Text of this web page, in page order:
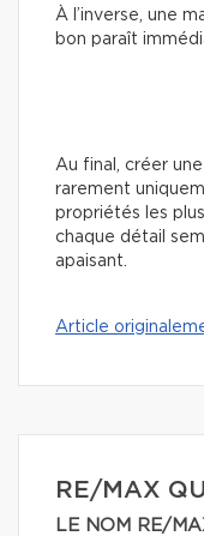
À l’inverse, une
bon paraît
Au final, créer
rarement
propriétés les
chaque détail
apaisant.
Article
RE/MAX
LE NOM RE/